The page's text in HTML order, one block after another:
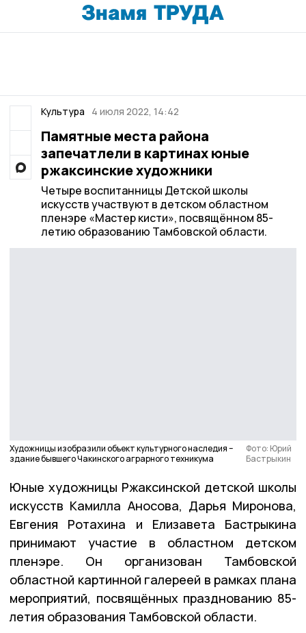
Культура 4 июля 2022, 14:42
Памятные места района
запечатлели в картинах юные
ржаксинские художники
Четыре воспитанницы Детской школы
искусств участвуют в детском областном
пленэре «Мастер кисти», посвящённом 85-
летию образованию Тамбовской области.
Художницы изобразили объект культурного наследия –
здание бывшего Чакинского аграрного техникума
Фото: Юрий
Бастрыкин
Юные художницы Ржаксинской детской школы
искусств Камилла Аносова, Дарья Миронова,
Евгения Ротахина и Елизавета Бастрыкина
принимают участие в областном детском
пленэре. Он организован Тамбовской
областной картинной галереей в рамках плана
мероприятий, посвящённых празднованию 85-
летия образования Тамбовской области.